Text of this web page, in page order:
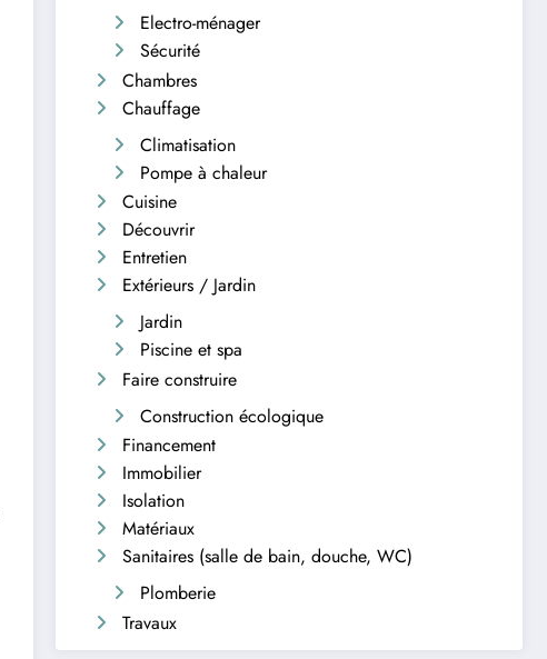
Electro-ménager
Sécurité
Chambres
Chauffage
Climatisation
Pompe à chaleur
Cuisine
Découvrir
Entretien
Extérieurs / Jardin
Jardin
Piscine et spa
Faire construire
Construction écologique
Financement
Immobilier
Isolation
Matériaux
Sanitaires (salle de bain, douche, WC)
Plomberie
Travaux